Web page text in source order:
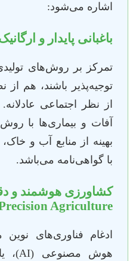
اشاره می‌شود:
باغبانی پایدار و
تمرکز بر روش‌های
توجیه‌پذیر باشند، هم
از نظر اجتماعی
آفات و بیماری‌ها با
بهینه از منابع آب و
با گواهی‌نامه می‌باشد.
Agriculture)